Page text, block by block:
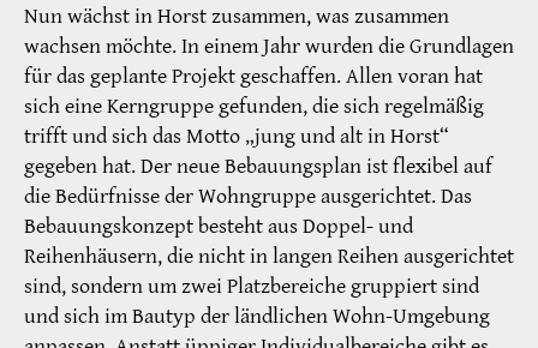
Nun wächst in Horst zusammen, was zusammen
wachsen möchte. In einem Jahr wurden die Grundlagen
für das geplante Projekt geschaffen. Allen voran hat
sich eine Kerngruppe gefunden, die sich regelmäßig
trifft und sich das Motto „jung und alt in Horst“
gegeben hat. Der neue Bebauungsplan ist flexibel auf
die Bedürfnisse der Wohngruppe ausgerichtet. Das
Bebauungskonzept besteht aus Doppel- und
Reihenhäusern, die nicht in langen Reihen ausgerichtet
sind, sondern um zwei Platzbereiche gruppiert sind
und sich im Bautyp der ländlichen Wohn-Umgebung